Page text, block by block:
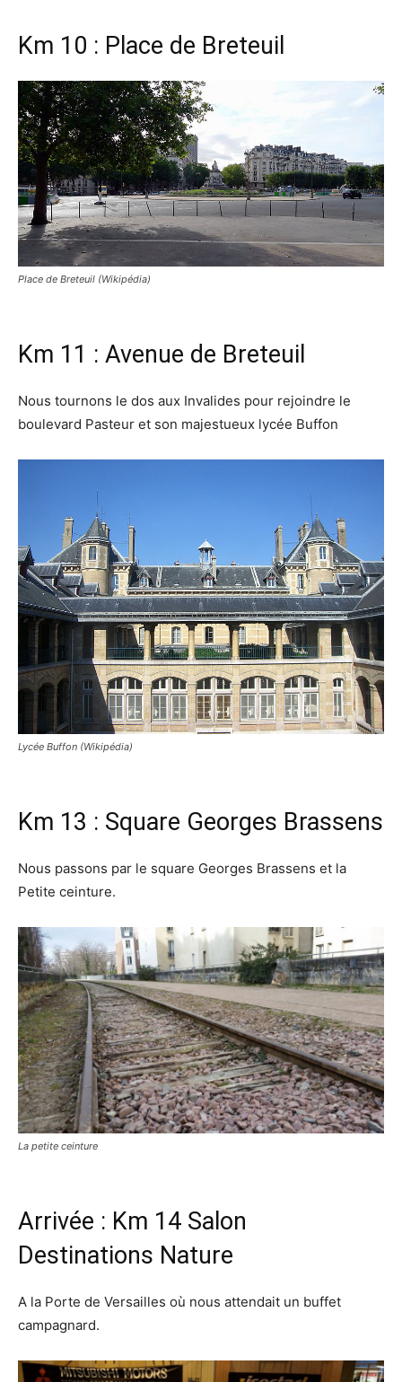
Km 10 : Place de Breteuil
Place de Breteuil (Wikipédia)
Km 11 : Avenue de Breteuil
Nous tournons le dos aux Invalides pour rejoindre le
boulevard Pasteur et son majestueux lycée Buffon
Lycée Buffon (Wikipédia)
Km 13 : Square Georges Brassens
Nous passons par le square Georges Brassens et la
Petite ceinture.
La petite ceinture
Arrivée : Km 14 Salon
Destinations Nature
A la Porte de Versailles où nous attendait un buffet
campagnard.